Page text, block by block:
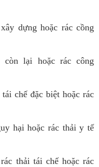
dựng hoặc rác cồng
còn lại hoặc rác công
chế đặc biệt hoặc rác
hại hoặc rác thải y tế
thải tái chế hoặc rác